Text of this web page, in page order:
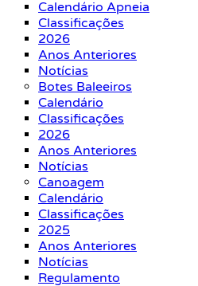
Calendário Apneia
Classificações
2026
Anos Anteriores
Notícias
Botes Baleeiros
Calendário
Classificações
2026
Anos Anteriores
Notícias
Canoagem
Calendário
Classificações
2025
Anos Anteriores
Notícias
Regulamento